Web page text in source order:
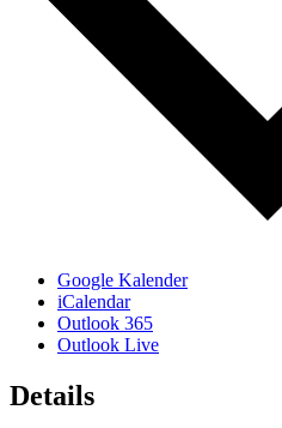
Google Kalender
iCalendar
Outlook 365
Outlook Live
Details